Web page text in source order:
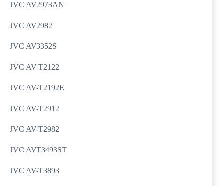
JVC AV2973AN
JVC AV2982
JVC AV3352S
JVC AV-T2122
JVC AV-T2192E
JVC AV-T2912
JVC AV-T2982
JVC AVT3493ST
JVC AV-T3893